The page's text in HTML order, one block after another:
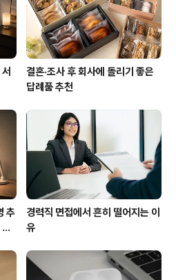
결혼·조사 후 회사에 돌리기 좋은
답례품 추천
추
경력직 면접에서 흔히 떨어지는 이
유